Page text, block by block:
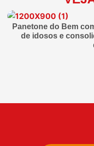
Panetone do Bem
de idosos e